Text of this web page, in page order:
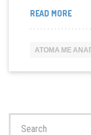
READ MORE
ΓΙΑ
ΆΤΟΜΑ ΜΕ